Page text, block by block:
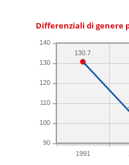
Differenziali di genere
1991
90
100
110
120
130
140
130.7